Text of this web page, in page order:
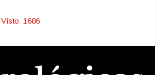
Visto: 1686